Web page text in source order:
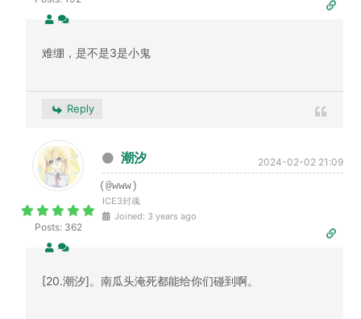
难绷，是不是3是小鬼
Reply
Posts: 362
潮汐
2024-02-02 21:09
(@www)
ICE3封魂
Joined: 3 years ago
[20.潮汐]。南瓜头淹死都能给你们碰到啊。